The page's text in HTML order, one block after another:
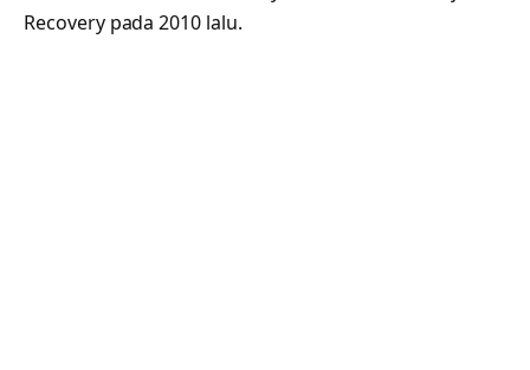
Recovery pada 2010 lalu.